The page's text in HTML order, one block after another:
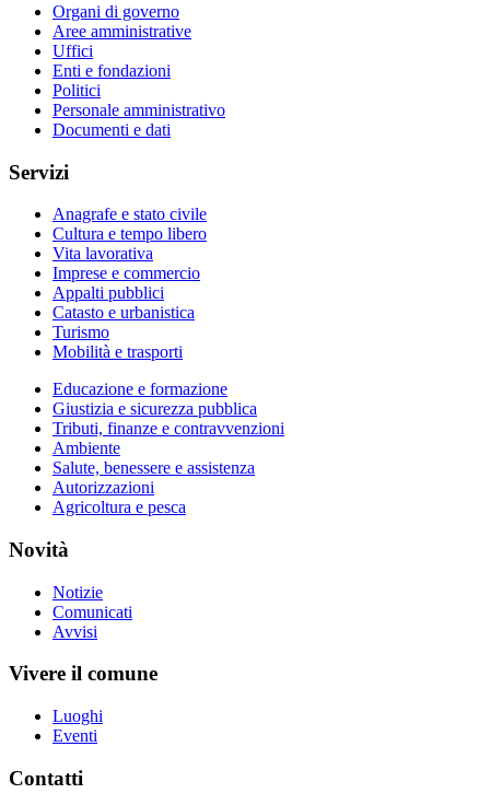
Organi di governo
Aree amministrative
Uffici
Enti e fondazioni
Politici
Personale amministrativo
Documenti e dati
Servizi
Anagrafe e stato civile
Cultura e tempo libero
Vita lavorativa
Imprese e commercio
Appalti pubblici
Catasto e urbanistica
Turismo
Mobilità e trasporti
Educazione e formazione
Giustizia e sicurezza pubblica
Tributi, finanze e contravvenzioni
Ambiente
Salute, benessere e assistenza
Autorizzazioni
Agricoltura e pesca
Novità
Notizie
Comunicati
Avvisi
Vivere il comune
Luoghi
Eventi
Contatti